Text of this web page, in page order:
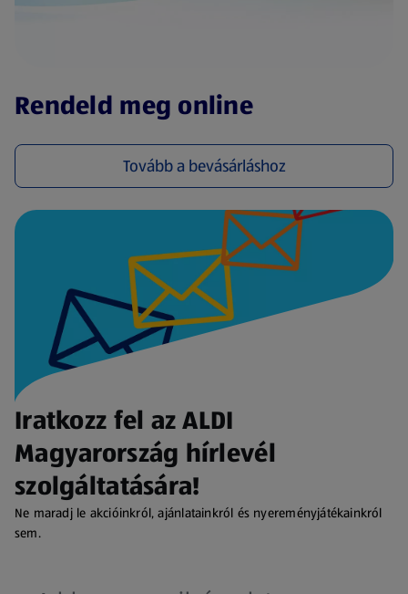
Rendeld meg online
Tovább a bevásárláshoz
(új oldalon nyílik meg)
Iratkozz fel az ALDI
Magyarország hírlevél
szolgáltatására!
Ne maradj le akcióinkról, ajánlatainkról és nyereményjátékainkról
sem.